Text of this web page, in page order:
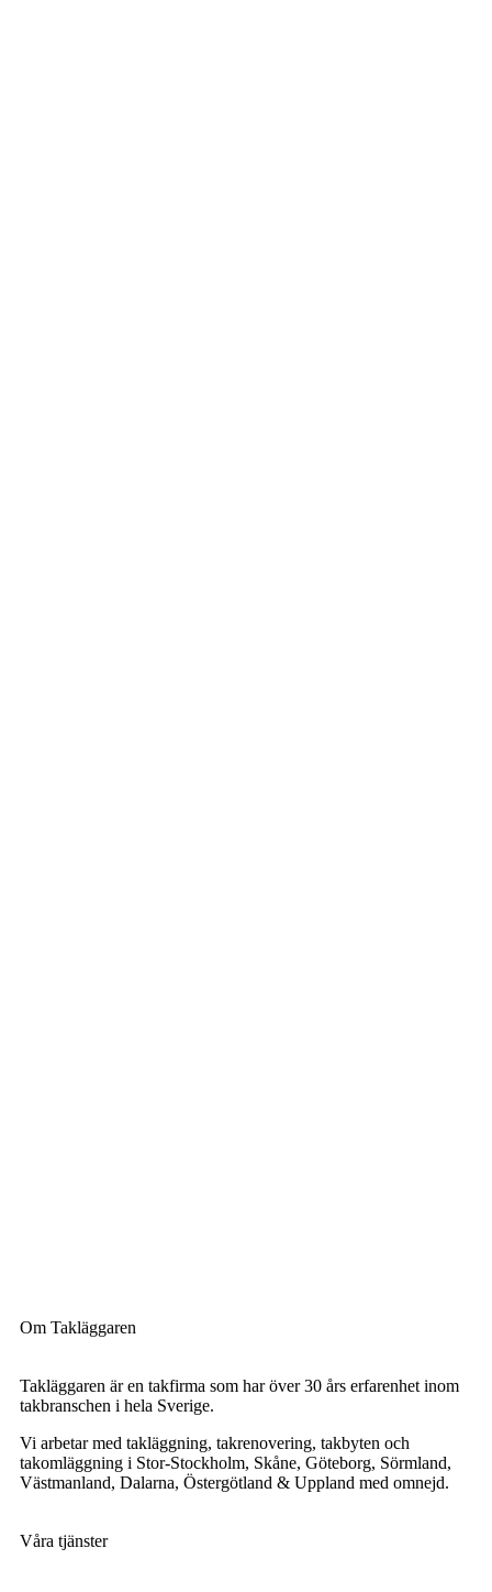
Om Takläggaren
Takläggaren är en takfirma som har över 30 års erfarenhet inom
takbranschen i hela Sverige.
Vi arbetar med takläggning, takrenovering, takbyten och
takomläggning i Stor-Stockholm, Skåne, Göteborg, Sörmland,
Västmanland, Dalarna, Östergötland & Uppland med omnejd.
Våra tjänster